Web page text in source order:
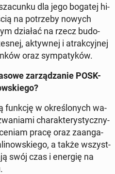
dla jego bogatej hi­
na po­trze­by nowych
działać na rzecz bu­do­
ak­tyw­nej i atrak­cyj­nej
oraz sym­pa­ty­ków.
za­rzą­dza­nie POSK-
funkcję w okre­ślo­nych wa­
cha­rak­te­ry­stycz­ny­
pracę oraz za­an­ga­
a także wszyst­
swój czas i energię na